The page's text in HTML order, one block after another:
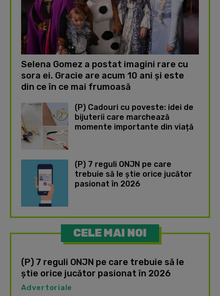
Selena Gomez a postat imagini rare cu
sora ei. Gracie are acum 10 ani și este
din ce în ce mai frumoasă
(P) Cadouri cu poveste: idei de
bijuterii care marchează
momente importante din viață
(P) 7 reguli ONJN pe care
trebuie să le știe orice jucător
pasionat în 2026
CELE MAI NOI
(P) 7 reguli ONJN pe care trebuie să le
știe orice jucător pasionat în 2026
Advertoriale